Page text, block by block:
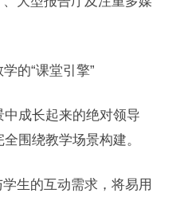
的“课堂引擎”
成长起来的绝对领导
围绕教学场景构建。
生的互动需求，将易用